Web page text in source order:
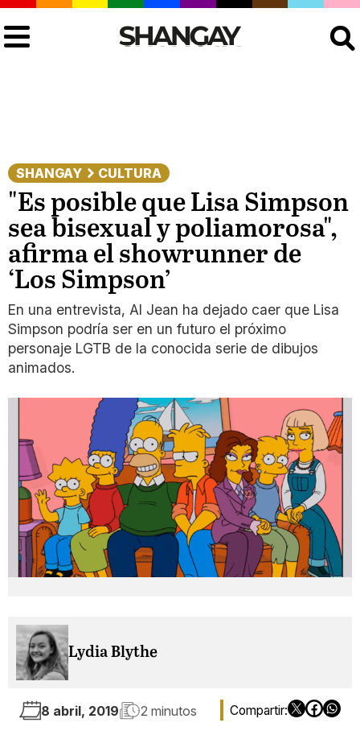
SHANGAY CULTURA
"Es posible que Lisa Simpson
sea bisexual y poliamorosa",
afirma el showrunner de
‘Los Simpson’
En una entrevista, Al Jean ha dejado caer que Lisa
Simpson podría ser en un futuro el próximo
personaje LGTB de la conocida serie de dibujos
animados.
Lydia Blythe
8 abril, 2019 2 minutos